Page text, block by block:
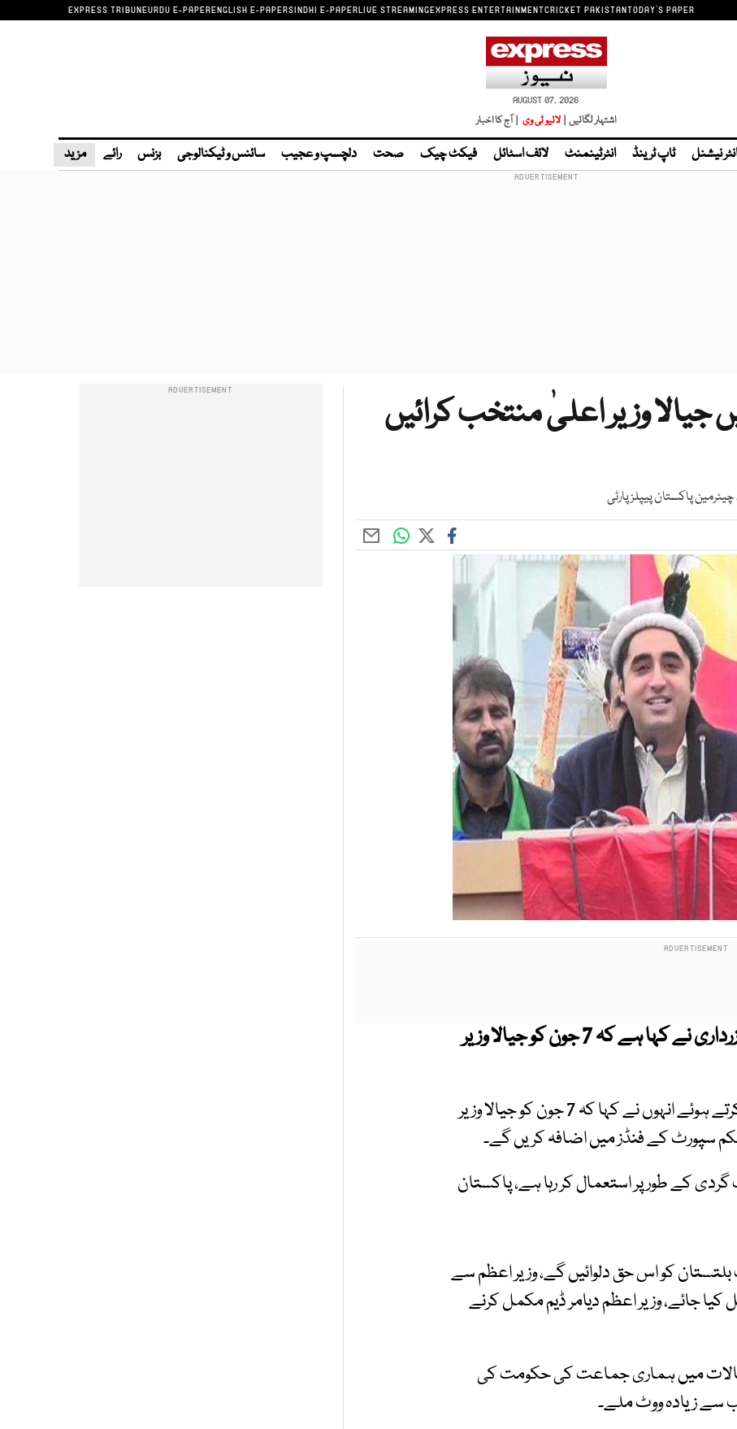
EXPRESS TRIBUNEURDU E-PAPERENGLISH E-PAPERSINDHI E-PAPERLIVE STREAMINGEXPRESS ENTERTAINMENTCRICKET PAKISTANTODAY'S PAPER
AUGUST 07, 2026
اشتہار لگائیں | لائیو ٹی وی | آج کا اخبار
انٹر نیشنل ٹاپ ٹرینڈ انٹرٹینمنٹ لائف اسٹائل فیکٹ چیک صحت دلچسپ و عجیب سائنس و ٹیکنالوجی بزنس رائے مزید
جیالا وزیر اعلیٰ منتخب کرائیں
پاکستان پیپلز پارٹی
پاکستان پیپلز پارٹی کے چیئرمین بلاول بھٹو زرداری نے کہا ہے کہ 7 جون کو جیالا وزیر
گلگت بلتستان میں عوامی اجتماع سے خطاب کرتے ہوئے انہوں نے کہا کہ 7 جون کو جیالا وزیر
سپورٹ کے فنڈز میں اضافہ کریں گے۔
کے طور پر استعمال کر رہا ہے، پاکستان
کے تحت گلگت بلتستان کو اس حق دلوائیں گے، وزیر اعظم سے
جائے، وزیر اعظم دیامر ڈیم مکمل کرنے
حالات میں ہماری جماعت کی حکومت کی
سے زیادہ ووٹ ملے۔